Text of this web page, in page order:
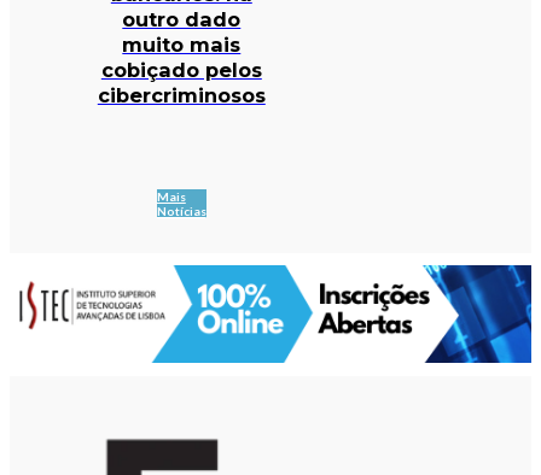
outro dado
muito mais
cobiçado pelos
cibercriminosos
Mais
Notícias